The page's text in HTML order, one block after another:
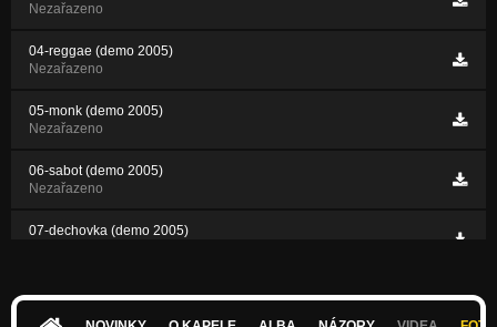
Nezařazeno
04-reggae (demo 2005)
Nezařazeno
05-monk (demo 2005)
Nezařazeno
06-sabot (demo 2005)
Nezařazeno
07-dechovka (demo 2005)